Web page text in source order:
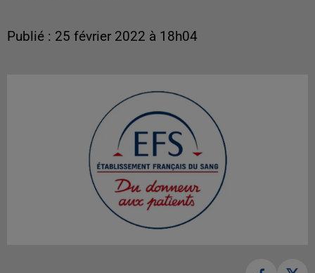
Publié : 25 février 2022 à 18h04